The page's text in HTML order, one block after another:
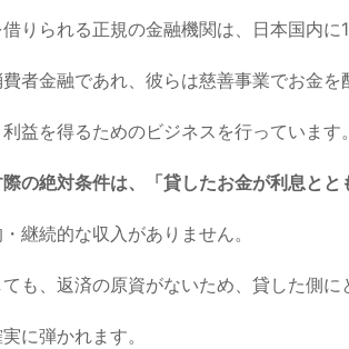
りられる正規の金融機関は、日本国内に1
者金融であれ、彼らは慈善事業でお金を
益を得るためのビジネスを行っています。
の絶対条件は、「貸したお金が利息とと
継続的な収入がありません。
も、返済の原資がないため、貸した側に
に弾かれます。